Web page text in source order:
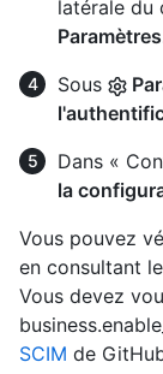
latérale du
Paramètres
Sous
Dans «
la
Vous pouvez
en consultant
Vous devez
SCIM de